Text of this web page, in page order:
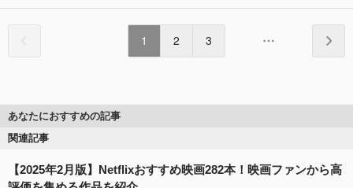
1 2 3
あなたにおすすめの記事
関連記事
【2025年2月版】Netflixおすすめ映画282本！映画ファンから高